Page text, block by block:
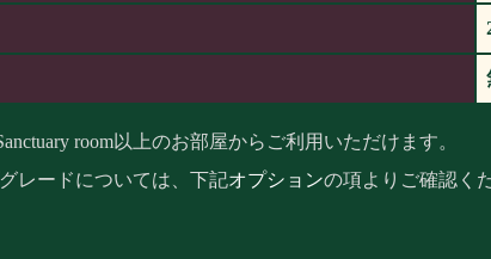
room以上のお部屋からご利用いただけます。
レードについては、下記オプションの項よりご確認く